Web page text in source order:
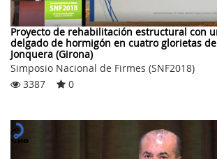
Proyecto de rehabilitación estructural con
delgado de hormigón en cuatro glorietas
Jonquera (Girona)
Simposio Nacional de Firmes (SNF2018)
3387
0